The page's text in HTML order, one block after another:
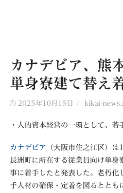
カナデビア、熊
単身寮建て替え
Posted
2025年10月15日 Author
kikai-
・人的資本経営の一環として、若
カナデビア （大阪市住之江区）
長洲町に所在する従業員向け単身
事に着手したと発表した。老朽化
手人材の確保・定着を図るととも